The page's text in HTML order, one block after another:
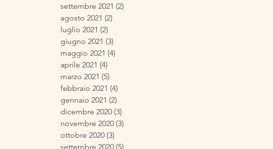
settembre 2021 (2)
agosto 2021 (2)
luglio 2021 (2)
giugno 2021 (3)
maggio 2021 (4)
aprile 2021 (4)
marzo 2021 (5)
febbraio 2021 (4)
gennaio 2021 (2)
dicembre 2020 (3)
novembre 2020 (3)
ottobre 2020 (3)
settembre 2020 (5)